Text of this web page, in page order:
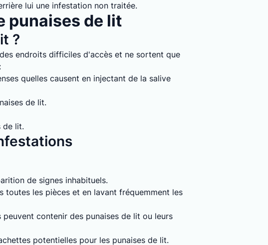
lui une infestation non traitée.
punaises de lit
?
endroits difficiles d'accès et ne sortent que
quelles causent en injectant de la salive
de lit.
de lit.
de signes inhabituels.
toutes les pièces et en lavant fréquemment les
contenir des punaises de lit ou leurs
potentielles pour les punaises de lit.